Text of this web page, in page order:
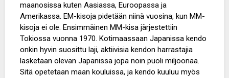
maanosissa kuten Aasiassa, Euroopassa ja
Amerikassa. EM-kisoja pidetään niinä vuosina, kun MM-
kisoja ei ole. Ensimmäinen MM-kisa järjestettiin
Tokiossa vuonna 1970. Kotimaassaan Japanissa kendo
onkin hyvin suosittu laji, aktiivisia kendon harrastajia
lasketaan olevan Japanissa jopa noin puoli miljoonaa.
Sitä opetetaan maan kouluissa, ja kendo kuuluu myös